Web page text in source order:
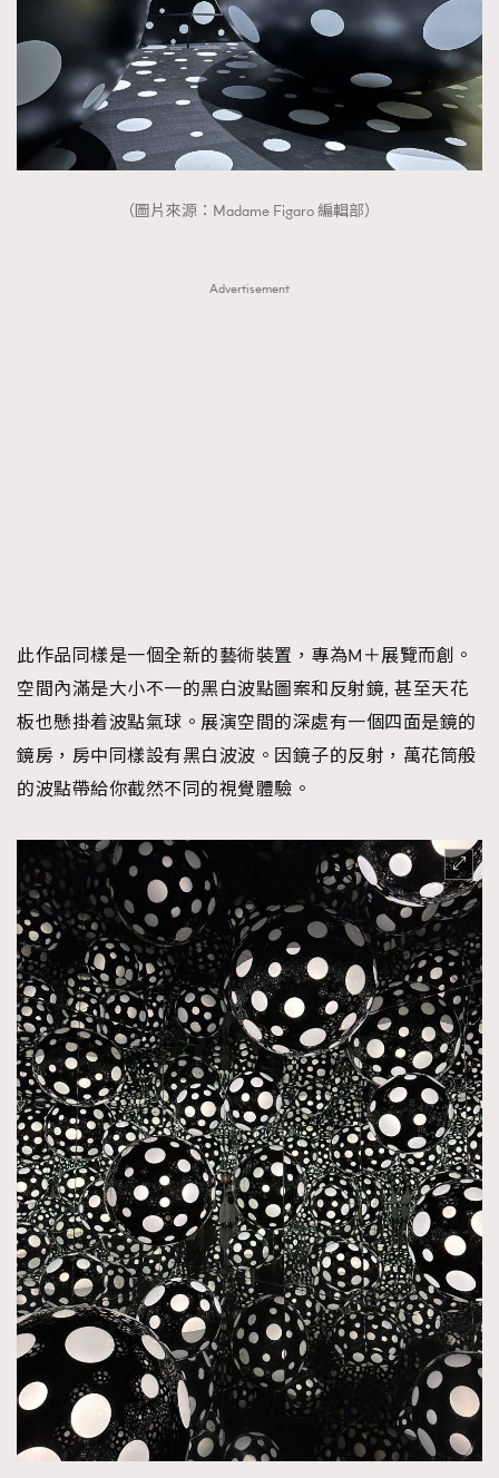
（圖片來源：Madame Figaro 編輯部）
Advertisement
此作品同樣是一個全新的藝術裝置，專為M＋展覽而創。
空間內滿是大小不一的黑白波點圖案和反射鏡, 甚至天花
板也懸掛着波點氣球。展演空間的深處有一個四面是鏡的
鏡房，房中同樣設有黑白波波。因鏡子的反射，萬花筒般
的波點帶給你截然不同的視覺體驗。